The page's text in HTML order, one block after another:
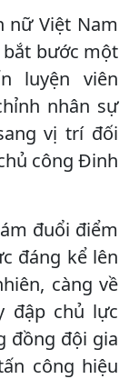
nữ Việt Nam
bước một
luyện viên
nhân sự
vị trí đối
công Đinh
đuổi điểm
đáng kể lên
càng về
đập chủ lực
đồng đội gia
công hiệu